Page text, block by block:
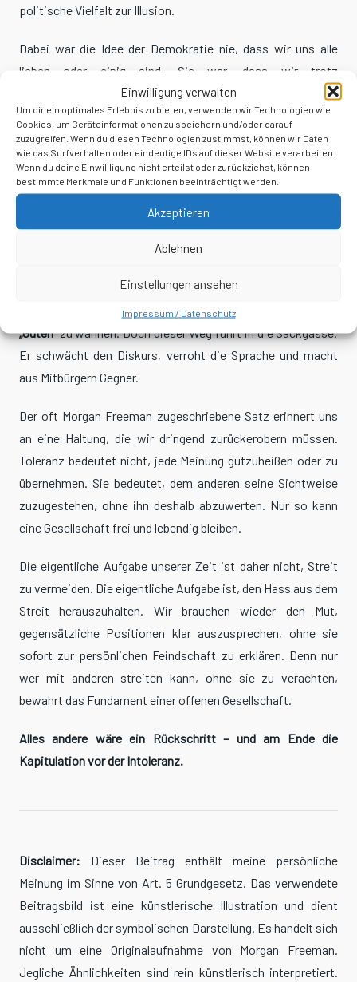
Einwilligung verwalten
Um dir ein optimales Erlebnis zu bieten, verwenden wir Technologien wie
Cookies, um Geräteinformationen zu speichern und/oder darauf
zuzugreifen. Wenn du diesen Technologien zustimmst, können wir Daten
wie das Surfverhalten oder eindeutige IDs auf dieser Website verarbeiten.
Wenn du deine Einwillligung nicht erteilst oder zurückziehst, können
bestimmte Merkmale und Funktionen beeinträchtigt werden.
Akzeptieren
Ablehnen
Einstellungen ansehen
Impressum / Datenschutz
politische Vielfalt zur Illusion.
Dabei war die Idee der Demokratie nie, dass wir uns alle
lieben oder einig sind. Sie war, dass wir trotz
Unterschiedlichkeit zusammenleben können. Sie war, dass
die Vielfalt der Meinungen nicht zum Bürgerkrieg führen
muss, sondern zu Kompromissen und gemeinsamen
Lösungen. Genau das wird aber untergraben, wenn aus
Meinungsverschiedenheit Hass gemacht wird.
Die Ursache für diese Entwicklung liegt oft in Unsicherheit
und Bequemlichkeit. Es ist anstrengend, sich mit
Andersdenkenden moralisch zu diskreditieren und sich
selbst dadurch in der vermeintlich sicheren Position der
„Guten“zu wähnen. Doch dieser Weg führt in die Sackgasse.
Er schwächt den Diskurs, verroht die Sprache und macht
aus Mitbürgern Gegner.
Der oft Morgan Freeman zugeschriebene Satz erinnert uns
an eine Haltung, die wir dringend zurückerobern müssen.
Toleranz bedeutet nicht, jede Meinung gutzuheißen oder zu
übernehmen. Sie bedeutet, dem anderen seine Sichtweise
zuzugestehen, ohne ihn deshalb abzuwerten. Nur so kann
eine Gesellschaft frei und lebendig bleiben.
Die eigentliche Aufgabe unserer Zeit ist daher nicht, Streit
zu vermeiden. Die eigentliche Aufgabe ist, den Hass aus dem
Streit herauszuhalten. Wir brauchen wieder den Mut,
gegensätzliche Positionen klar auszusprechen, ohne sie
sofort zur persönlichen Feindschaft zu erklären. Denn nur
wer mit anderen streiten kann, ohne sie zu verachten,
bewahrt das Fundament einer offenen Gesellschaft.
Alles andere wäre ein Rückschritt – und am Ende die
Kapitulation vor der Intoleranz.
Disclaimer: Dieser Beitrag enthält meine persönliche
Meinung im Sinne von Art. 5 Grundgesetz. Das verwendete
Beitragsbild ist eine künstlerische Illustration und dient
ausschließlich der symbolischen Darstellung. Es handelt sich
nicht um eine Originalaufnahme von Morgan Freeman.
Jegliche Ähnlichkeiten sind rein künstlerisch interpretiert.